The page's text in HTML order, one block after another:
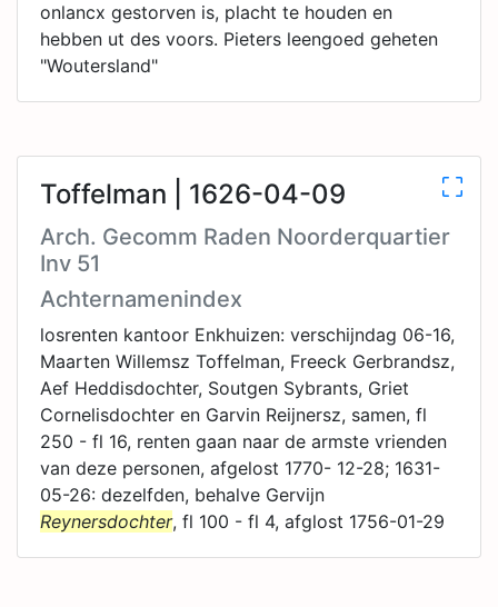
onlancx gestorven is, placht te houden en
hebben ut des voors. Pieters leengoed geheten
"Woutersland"
Toffelman | 1626-04-09
Arch. Gecomm Raden Noorderquartier
Inv 51
Achternamenindex
losrenten kantoor Enkhuizen: verschijndag 06-16,
Maarten Willemsz Toffelman, Freeck Gerbrandsz,
Aef Heddisdochter, Soutgen Sybrants, Griet
Cornelisdochter en Garvin Reijnersz, samen, fl
250 - fl 16, renten gaan naar de armste vrienden
van deze personen, afgelost 1770- 12-28; 1631-
05-26: dezelfden, behalve Gervijn
Reynersdochter, fl 100 - fl 4, afglost 1756-01-29